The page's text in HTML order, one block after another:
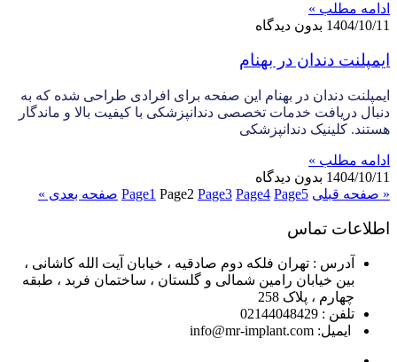
ادامه مطلب »
1404/10/11 بدون دیدگاه
ایمپلنت دندان در بهنام
ایمپلنت دندان در بهنام این صفحه برای افرادی طراحی شده که به
دنبال دریافت خدمات تخصصی دندانپزشکی با کیفیت بالا و ماندگار
هستند. کلینیک دندانپزشکی
ادامه مطلب »
1404/10/11 بدون دیدگاه
« صفحه قبلی
Page1 Page2 Page3 Page4 Page5 صفحه بعدی »
اطلاعات تماس
آدرس : تهران فلکه دوم صادقیه ، خیابان آیت الله کاشانی ،
بین خیابان رامین شمالی و گلستان ، ساختمان فربد ، طبقه
چهارم ، پلاک 258
تلفن : 02144048429
ایمیل: info@mr-implant.com